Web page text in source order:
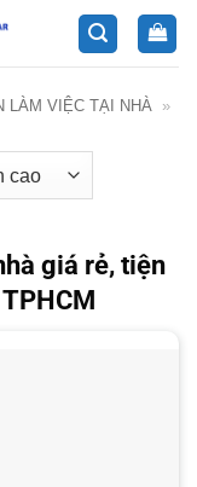
LÀM VIỆC TẠI NHÀ
»
giá rẻ, tiện